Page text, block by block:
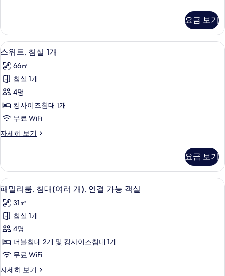
즈
침
대
1
개
사
진
모
두
위
트,
킹
이
즈
대
개
자
세
요금 보기
스
위
트,
침
실
1
개
사
모
두
보
기
스위트, 침실 1개 | 미니바, 객실 내 금
5
스위트, 침실 1개
66㎡
침실 1개
4명
킹사이즈침대 1개
무료 WiFi
자세히 보기
스
실
개
자
세
히
기
요금 보기
패
밀
리
룸,
침
대
(여
미니바, 객실 내 금고, 책상, 노트북 작
4
패밀리룸, 침대(여러 개), 연결 가능 객실
31㎡
침실 1개
4명
더블침대 2개 및 킹사이즈침대 1개
무료 WiFi
자세히 보기
패